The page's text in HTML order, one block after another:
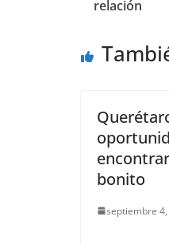
o
relación
bonito
septiembre